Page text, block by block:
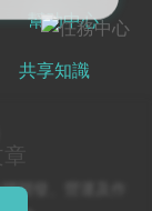
幫助中心
共享知識
開發、營運及作
咖？股